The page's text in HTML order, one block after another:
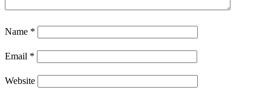
Name *
Email *
Website